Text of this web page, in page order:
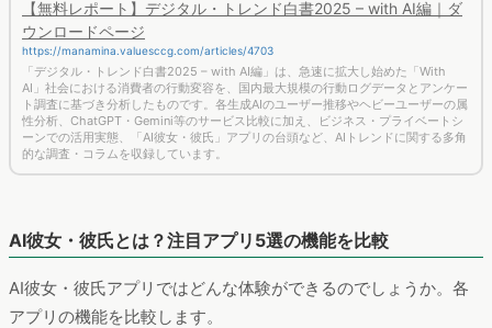
【無料レポート】デジタル・トレンド白書2025 – with AI編｜ダ
ウンロードページ
https://manamina.valuesccg.com/articles/4703
「デジタル・トレンド白書2025 – with AI編」は、急速に拡大し始めた「With
AI」社会における消費者の行動変容を、国内最大規模の行動ログデータとアンケー
ト調査に基づき分析したものです。各生成AIのユーザー推移やヘビーユーザーの属
性分析、ChatGPT・Gemini等のサービス比較に加え、ビジネス・プライベートシ
ーンでの活用実態、「AI彼女・彼氏」アプリの台頭など、AIトレンドに関する多角
的な調査・コラムを収録しています。
AI彼女・彼氏とは？注目アプリ5選の機能を比較
AI彼女・彼氏アプリではどんな体験ができるのでしょうか。各
アプリの機能を比較します。